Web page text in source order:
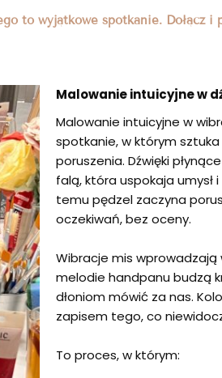
to wyjątkowe spotkanie. Dołącz i
Malowanie intuicyjne w
Malowanie intuicyjne w
spotkanie, w którym
poruszenia. Dźwięki
falą, która uspokaja umysł
temu pędzel zaczyna
oczekiwań, bez oceny.
Wibracje mis wprowadzają
melodie handpanu budzą
dłoniom mówić za nas.
zapisem tego, co
To proces, w którym: